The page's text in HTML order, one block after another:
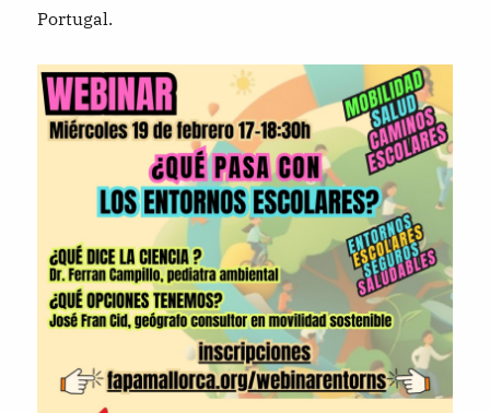
Portugal.